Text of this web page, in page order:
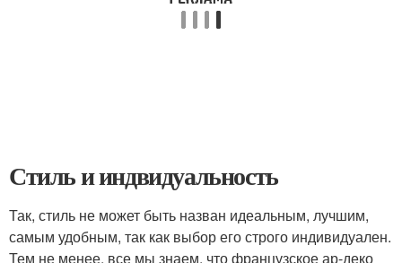
Стиль и индвидуальность
Так, стиль не может быть назван идеальным, лучшим,
самым удобным, так как выбор его строго индивидуален.
Тем не менее, все мы знаем, что французское ар-деко